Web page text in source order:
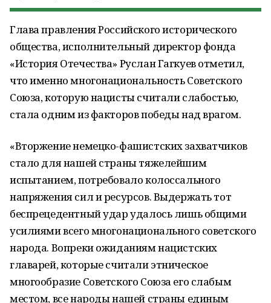
Глава правления Российского исторического
общества, исполнительный директор фонда
«История Отечества» Руслан Гагкуев отметил,
что именно многонациональность Советского
Союза, которую нацисты считали слабостью,
стала одним из факторов победы над врагом.
«Вторжение немецко-фашистских захватчиков
стало для нашей страны тяжелейшим
испытанием, потребовало колоссального
напряжения сил и ресурсов. Выдержать тот
беспрецедентный удар удалось лишь общими
усилиями всего многонационального советского
народа. Вопреки ожиданиям нацистских
главарей, которые считали этническое
многообразие Советского Союза его слабым
местом, все народы нашей страны единым